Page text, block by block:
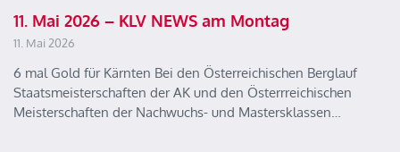
11. Mai 2026 – KLV NEWS am Montag
11. Mai 2026
6 mal Gold für Kärnten Bei den Österreichischen Berglauf
Staatsmeisterschaften der AK und den Österrreichischen
Meisterschaften der Nachwuchs- und Mastersklassen…